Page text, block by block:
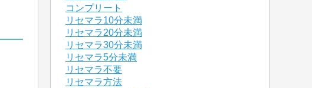
コンプリート
リセマラ10分未満
リセマラ20分未満
リセマラ30分未満
リセマラ5分未満
リセマラ不要
リセマラ方法